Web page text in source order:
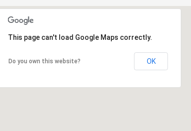
This page can't load Google Maps correctly.
Do you own this website? OK